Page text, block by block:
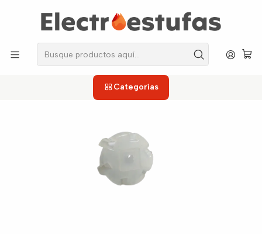
Categorías
los repuestos que necesitas, sin salir de casa!
Acople Cuchilla para Licuadora Samurai